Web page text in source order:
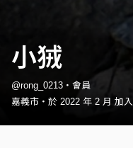
小狨
@rong_0213・會員
嘉義市・於 2022 年 2 月 加入